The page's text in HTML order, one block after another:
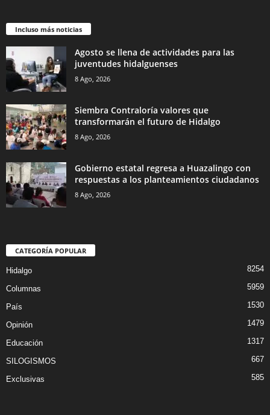
Incluso más noticias
Agosto se llena de actividades para las
juventudes hidalguenses
8 Ago, 2026
Siembra Contraloría valores que
transformarán el futuro de Hidalgo
8 Ago, 2026
Gobierno estatal regresa a Huazalingo con
respuestas a los planteamientos ciudadanos
8 Ago, 2026
CATEGORÍA POPULAR
Hidalgo 8254
Columnas 5959
País 1530
Opinión 1479
Educación 1317
SILOGISMOS 667
Exclusivas 585